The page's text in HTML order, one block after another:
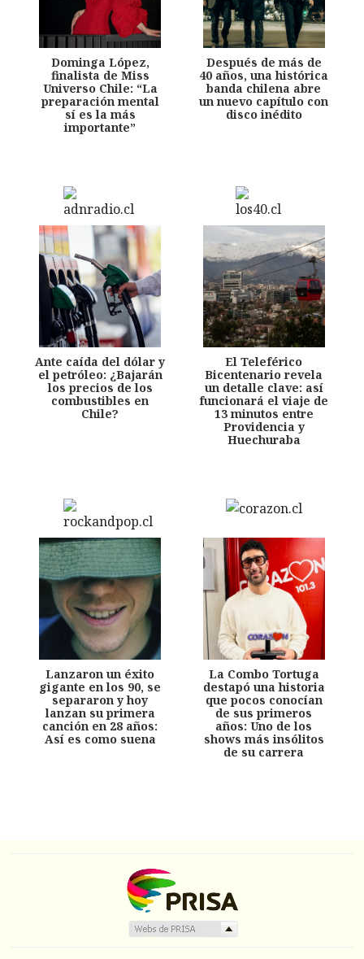
Dominga López,
finalista de Miss
Universo Chile: “La
preparación mental
sí es la más
importante”
Después de más de
40 años, una histórica
banda chilena abre
un nuevo capítulo con
disco inédito
Ante caída del dólar y
el petróleo: ¿Bajarán
los precios de los
combustibles en
Chile?
El Teleférico
Bicentenario revela
un detalle clave: así
funcionará el viaje de
13 minutos entre
Providencia y
Huechuraba
Lanzaron un éxito
gigante en los 90, se
separaron y hoy
lanzan su primera
canción en 28 años:
Así es como suena
La Combo Tortuga
destapó una historia
que pocos conocían
de sus primeros
años: Uno de los
shows más insólitos
de su carrera